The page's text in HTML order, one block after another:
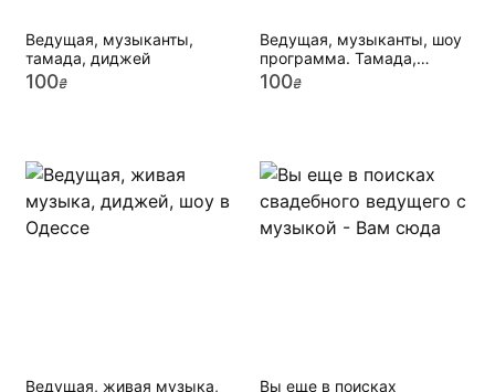
Ведущая, музыканты,
тамада, диджей
100₴
Ведущая, музыканты, шоу
программа. Тамада,
живая музыка, саксофон,
видео
100₴
Ведущая, живая музыка, Вы еще в поисках